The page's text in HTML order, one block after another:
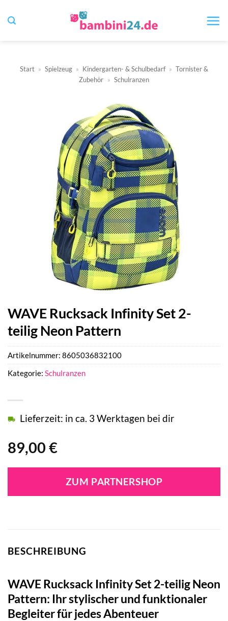
Inhalt
Start » Spielzeug » Kindergarten- & Schulbedarf » Tornister &
Zubehör » Schulranzen
WAVE Rucksack Infinity Set 2-
teilig Neon Pattern
89,00 €
Lieferzeit: in ca. 3 Werktagen bei dir
ZUM PARTNERSHOP
Artikelnummer: 8605036832100
Kategorie: Schulranzen
BESCHREIBUNG
WAVE Rucksack Infinity Set 2-teilig Neon
Pattern: Ihr stylischer und funktionaler
Begleiter für jedes Abenteuer